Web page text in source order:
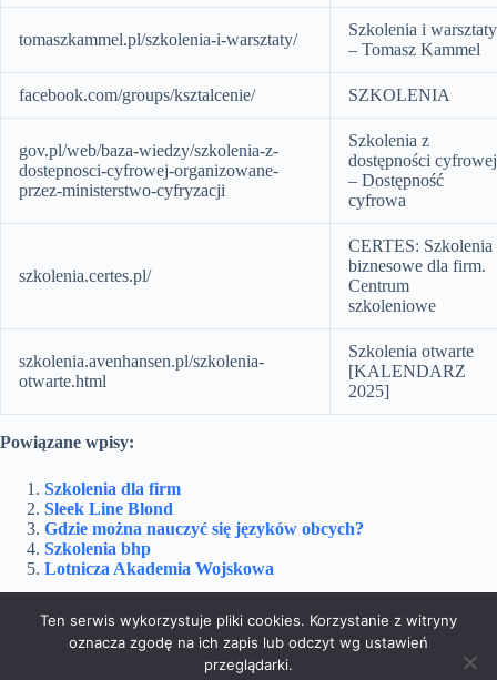
tomaszkammel.pl/szkolenia-i-warsztaty/
Szkolenia i warsztaty
– Tomasz Kammel
facebook.com/groups/ksztalcenie/ SZKOLENIA
gov.pl/web/baza-wiedzy/szkolenia-z-
dostepnosci-cyfrowej-organizowane-
przez-ministerstwo-cyfryzacji
Szkolenia z
dostępności cyfrowej
– Dostępność
cyfrowa
szkolenia.certes.pl/
CERTES: Szkolenia
biznesowe dla firm.
Centrum
szkoleniowe
szkolenia.avenhansen.pl/szkolenia-
otwarte.html
Szkolenia otwarte
[KALENDARZ
2025]
Powiązane wpisy:
Szkolenia dla firm
Sleek Line Blond
Gdzie można nauczyć się języków obcych?
Szkolenia bhp
Lotnicza Akademia Wojskowa
Doradztwo
Ten serwis wykorzystuje pliki cookies. Korzystanie z witryny
oznacza zgodę na ich zapis lub odczyt wg ustawień
przeglądarki.